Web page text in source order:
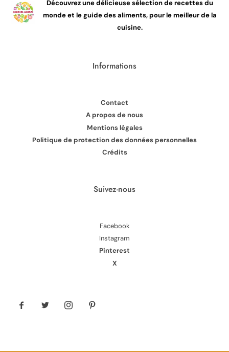
Découvrez une délicieuse sélection de recettes du
monde et le guide des aliments, pour le meilleur de la
cuisine.
Informations
Contact
A propos de nous
Mentions légales
Politique de protection des données personnelles
Crédits
Suivez-nous
Facebook
Instagram
Pinterest
X